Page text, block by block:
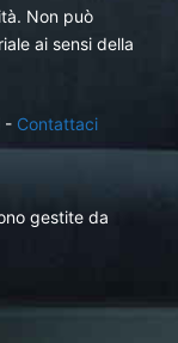
Non può
ai sensi della
- Contattaci
gestite da